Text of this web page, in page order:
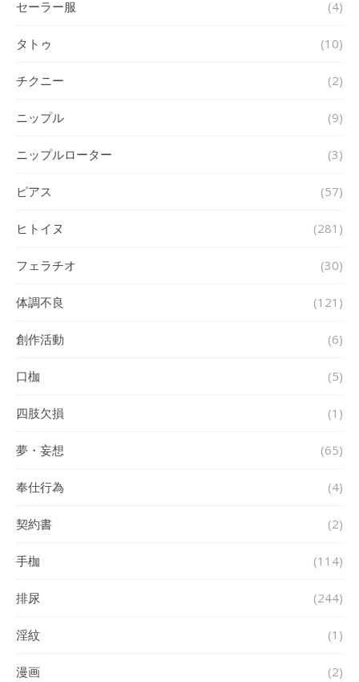
セーラー服 (4)
タトゥ (10)
チクニー (2)
ニップル (9)
ニップルローター (3)
ピアス (57)
ヒトイヌ (281)
フェラチオ (30)
体調不良 (121)
創作活動 (6)
口枷 (5)
四肢欠損 (1)
夢・妄想 (65)
奉仕行為 (4)
契約書 (2)
手枷 (114)
排尿 (244)
淫紋 (1)
漫画 (2)